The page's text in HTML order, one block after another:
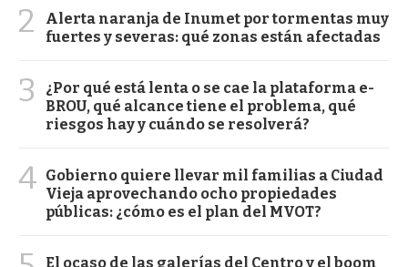
2
Alerta naranja de Inumet por tormentas muy
fuertes y severas: qué zonas están afectadas
3
¿Por qué está lenta o se cae la plataforma e-
BROU, qué alcance tiene el problema, qué
riesgos hay y cuándo se resolverá?
4 Gobierno quiere llevar mil familias a Ciudad
Vieja aprovechando ocho propiedades
públicas: ¿cómo es el plan del MVOT?
El ocaso de las galerías del Centro y el boom